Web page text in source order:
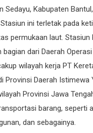
Sedayu, Kabupaten
ini terletak pada
permukaan laut. Stasiun
bagian dari Daerah
wilayah kerja PT
Provinsi Daerah Istimewa
Provinsi Jawa
barang, seperti
dan sebagainya.